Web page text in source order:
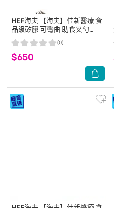
HEF海夫 【海夫】佳新醫療 食
品級矽膠 可彎曲 助食叉勺
(JXAP-009)
$650
(0)